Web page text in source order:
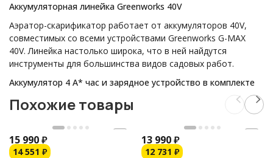
Аккумуляторная линейка Greenworks 40V
Аэратор-скарификатор работает от аккумуляторов 40V,
совместимых со всеми устройствами Greenworks G-MAX
40V. Линейка настолько широка, что в ней найдутся
инструменты для большинства видов садовых работ.
Аккумулятор 4 А* час и зарядное устройство в комплекте
Похожие товары
15 990₽
14 551 ₽
13 990 ₽
12 731 ₽